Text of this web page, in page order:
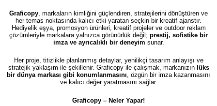
Graficopy , markaların kimliğini güçlendiren, stratejilerini dönüştüren ve
her temas noktasında kalıcı etki yaratan seçkin bir kreatif ajanstır.
Hediyelik eşya, promosyon ürünleri, kreatif projeler ve outdoor reklam
çözümleriyle markalara yalnızca görünürlük değil; prestij, sofistike bir
imza ve ayrıcalıklı bir deneyim sunar.
Her proje, titizlikle planlanmış detaylar, yenilikçi tasarım anlayışı ve
stratejik yaklaşım ile şekillenir. Graficopy ile çalışmak, markanızın lüks
bir dünya markası gibi konumlanmasını, özgün bir imza kazanmasını
ve kalıcı değer yaratmasını sağlar.
Graficopy – Neler Yapar!